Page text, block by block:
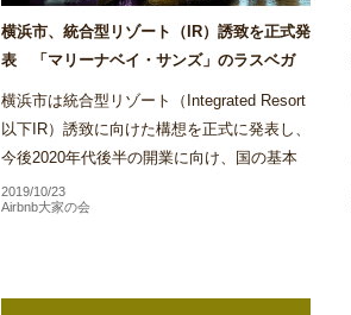
横浜市、統合型リゾート（IR）誘致を正式発
表 「マリーナベイ・サンズ」のラスベガ
ス・サンズも参入意欲～Airstair
横浜市は統合型リゾート（Integrated Resort
以下IR）誘致に向けた構想を正式に発表し、
今後2020年代後半の開業に向け、国の基本
方針を受けた実施方針の策定やIR事業者決定
といった本格的な検...
2019/10/23
Airbnb大家の会